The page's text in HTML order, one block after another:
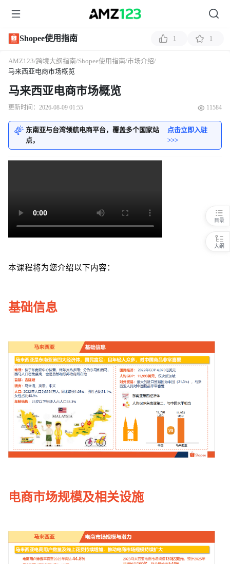
Shopee使用指南 1 1
AMZ123/跨境大纲指南/Shopee使用指南/市场介绍/
马来西亚电商市场概览
马来西亚电商市场概览
更新时间：2026-08-09 01:55 11584
东南亚与台湾领航电商平台，覆盖多个国家站
点，
点击立即入驻
>>>
本课程将为您介绍以下内容：
基础信息
电商市场规模及相关设施
目录
大纲